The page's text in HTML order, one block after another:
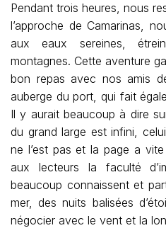
Pendant trois heures, nous
l’approche de Camarinas,
aux eaux sereines,
montagnes. Cette aventure
bon repas avec nos amis
auberge du port, qui fait
Il y aurait beaucoup à dire
du grand large est infini,
ne l’est pas et la page a
aux lecteurs la faculté
beaucoup connaissent et
mer, des nuits balisées
négocier avec le vent et la